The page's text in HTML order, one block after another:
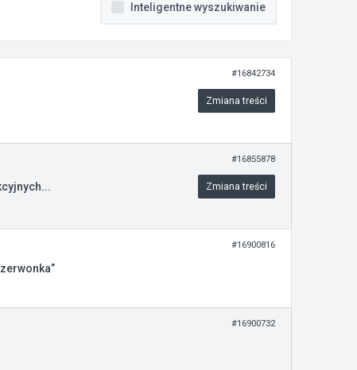
Inteligentne wyszukiwanie
#16842734
Zmiana treści
#16855878
Zmiana treści
#16900816
#16900732